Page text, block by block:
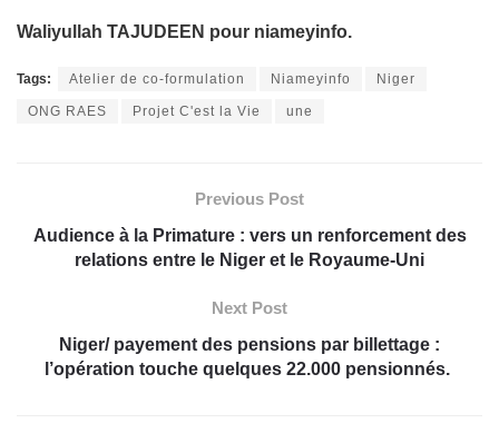
Waliyullah TAJUDEEN pour niameyinfo.
Tags: Atelier de co-formulation Niameyinfo Niger
ONG RAES Projet C'est la Vie une
Previous Post
Audience à la Primature : vers un renforcement des
relations entre le Niger et le Royaume-Uni
Next Post
Niger/ payement des pensions par billettage :
l’opération touche quelques 22.000 pensionnés.